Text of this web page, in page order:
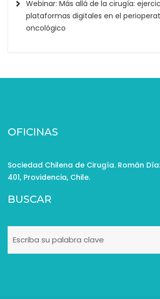
Webinar: Más allá de la cirugía:
plataformas digitales en el
oncológico
OFICINAS
Sociedad Chilena de Cirugía. Román
401, Providencia, Chile.
BUSCAR